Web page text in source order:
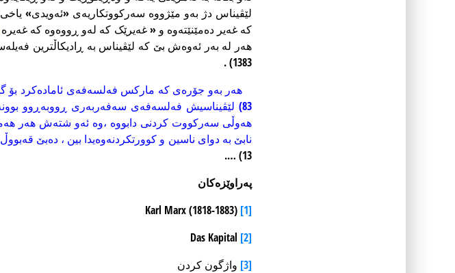
لێڤیناس دژ بەو مێژووە سەرکووتکاریەی «ئەویدی»
کە غەیر دەمێنێتەوە و « غەیرێک کە لەو ڕووەوە کە غەیرە
هەر لە بەر ئەوەش بێ کە لێڤیناس بە ڕادیکاڵترین
1383) .
83) لێڤیناسیش فەلسەفەی سەفەربەری ڕووبەڕوو
هەوڵی سەرکووت کردنی دابووە ،وە ئەو شتەش هەر
نابێ بە دوای ناسین و کوورتکردنەوەیدا بین ، دەبێ
13) ….
پەراوێزەکان
[1]
[2]
[3]
واژگون کردن